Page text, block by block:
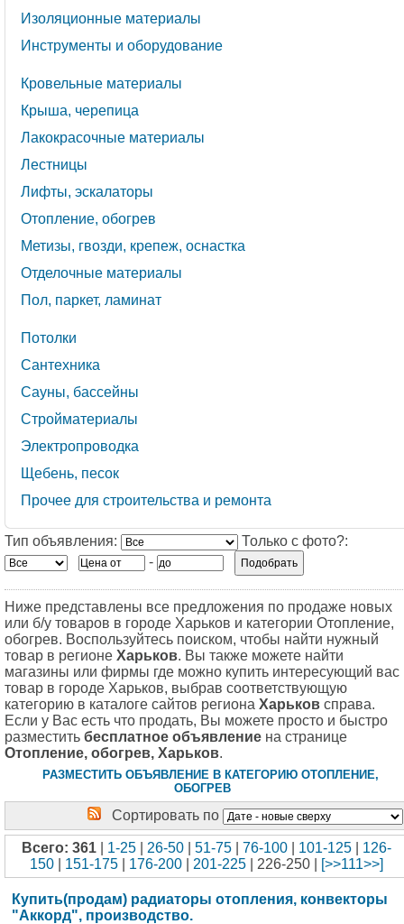
Изоляционные материалы
Инструменты и оборудование
Кровельные материалы
Крыша, черепица
Лакокрасочные материалы
Лестницы
Лифты, эскалаторы
Отопление, обогрев
Метизы, гвозди, крепеж, оснастка
Отделочные материалы
Пол, паркет, ламинат
Потолки
Сантехника
Сауны, бассейны
Стройматериалы
Электропроводка
Щебень, песок
Прочее для строительства и ремонта
Тип объявления:
Только с фото?:
-
Ниже представлены все предложения по продаже новых
или б/у товаров в городе Харьков и категории Отопление,
обогрев. Воспользуйтесь поиском, чтобы найти нужный
товар в регионе Харьков. Вы также можете найти
магазины или фирмы где можно купить интересующий вас
товар в городе Харьков, выбрав соответствующую
категорию в каталоге сайтов региона Харьков справа.
Если у Вас есть что продать, Вы можете просто и быстро
разместить бесплатное объявление на странице
Отопление, обогрев, Харьков.
РАЗМЕСТИТЬ ОБЪЯВЛЕНИЕ В КАТЕГОРИЮ ОТОПЛЕНИЕ,
ОБОГРЕВ
Сортировать по
Всего: 361 1-25 26-50 51-75 76-100 101-125
126-
150
151-175 176-200 201-225 | 226-250 | [>>111>>]
Купить(продам) радиаторы отопления, конвекторы
"Аккорд", производство.